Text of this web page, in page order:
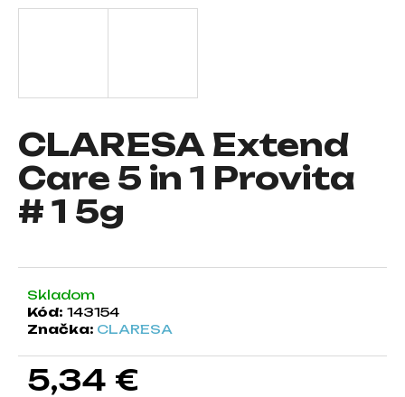
CLARESA Extend
Care 5 in 1 Provita
# 1 5g
Skladom
Kód: 143154
Značka: CLARESA
5,34 €
ť
d
p
r
ú